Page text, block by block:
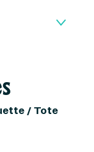
VÉLOS
/ Tote